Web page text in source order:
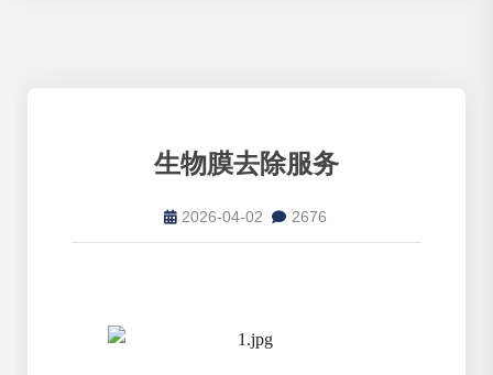
生物膜去除服务
2026-04-02 2676